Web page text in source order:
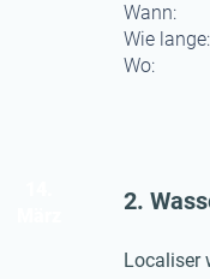
Wann:
Wie lange:
Wo:
2.
Localiser